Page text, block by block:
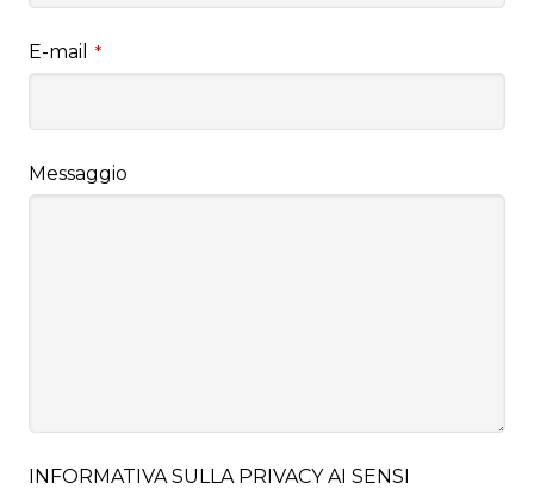
E-mail *
Messaggio
INFORMATIVA SULLA PRIVACY AI SENSI